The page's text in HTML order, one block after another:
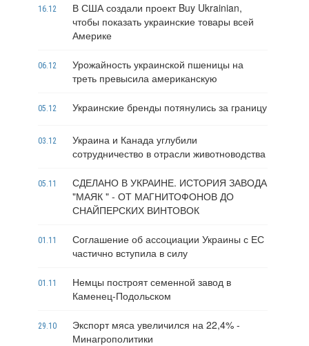
16.12
В США создали проект Buy Ukrainian,
чтобы показать украинские товары всей
Америке
06.12
Урожайность украинской пшеницы на
треть превысила американскую
05.12 Украинские бренды потянулись за границу
03.12
Украина и Канада углубили
сотрудничество в отрасли животноводства
05.11
СДЕЛАНО В УКРАИНЕ. ИСТОРИЯ ЗАВОДА
"МАЯК " - ОТ МАГНИТОФОНОВ ДО
СНАЙПЕРСКИХ ВИНТОВОК
01.11
Соглашение об ассоциации Украины с ЕС
частично вступила в силу
01.11
Немцы построят семенной завод в
Каменец-Подольском
29.10
Экспорт мяса увеличился на 22,4% -
Минагрополитики